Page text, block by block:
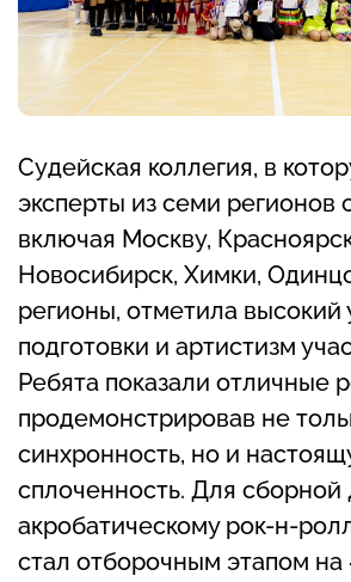
Судейская коллегия, в
эксперты из семи регионов
включая Москву,
Новосибирск, Химки,
регионы, отметила высокий
подготовки и артистизм
Ребята показали отличные
продемонстрировав не
синхронность, но и
сплоченность. Для
акробатическому рок-н-
стал отборочным этапом